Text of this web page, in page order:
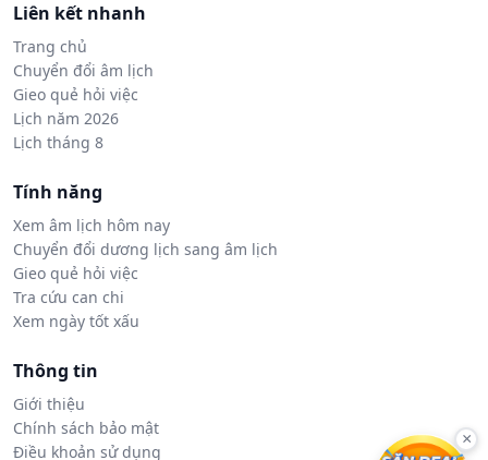
Liên kết nhanh
Trang chủ
Chuyển đổi âm lịch
Gieo quẻ hỏi việc
Lịch năm 2026
Lịch tháng 8
Tính năng
Xem âm lịch hôm nay
Chuyển đổi dương lịch sang âm lịch
Gieo quẻ hỏi việc
Tra cứu can chi
Xem ngày tốt xấu
Thông tin
Giới thiệu
Chính sách bảo mật
Điều khoản sử dụng
×